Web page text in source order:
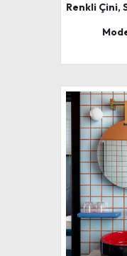
Renkli Çini,